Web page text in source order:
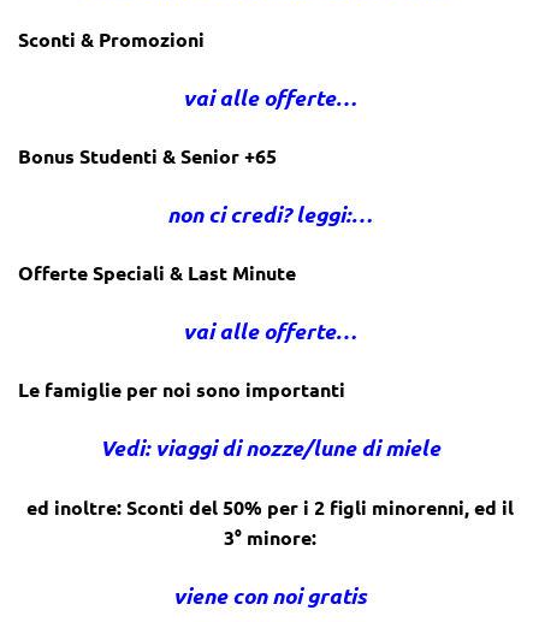
Sconti & Promozioni
vai alle offerte…
Bonus Studenti & Senior +65
non ci credi? leggi:…
Offerte Speciali & Last Minute
vai alle offerte…
Le famiglie per noi sono importanti
Vedi: viaggi di nozze/lune di miele
ed inoltre: Sconti del 50% per i 2 figli minorenni, ed il
3° minore:
viene con noi gratis